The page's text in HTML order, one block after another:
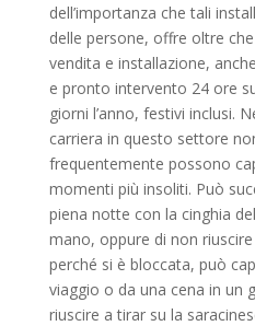
dell’importanza che tali
delle persone, offre oltre
vendita e installazione,
e pronto intervento 24 ore
giorni l’anno, festivi inclusi.
carriera in questo settore
frequentemente possono
momenti più insoliti. Può
piena notte con la cinghia
mano, oppure di non
perché si è bloccata, può
viaggio o da una cena in un
riuscire a tirar su la